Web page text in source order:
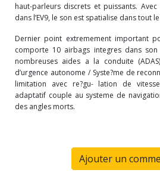
haut-parleurs discrets et puissants.
dans l’EV9, le son est spatialise dans tout
Dernier point extremement important
comporte 10 airbags integres dans
nombreuses aides a la conduite
d’urgence autonome / Syste?me de
limitation avec re?gu- lation de
adaptatif couple au systeme de
des angles morts.
Ajouter un